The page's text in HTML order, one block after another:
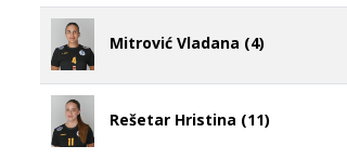
Mitrović Vladana (4)
Rešetar Hristina (11)